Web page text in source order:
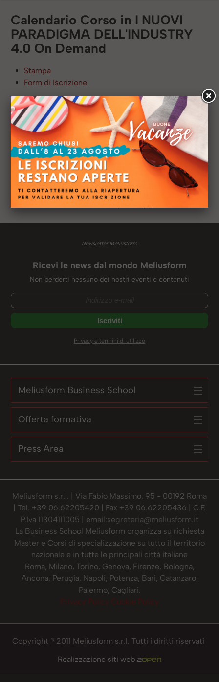
Calendario Corso in I NUOVI
PARADIGMA DELL'INDUSTRY
4.0 On Demand
Stampa
Form di Iscrizione
Lezioni
Ottobre 2025
Lezione 1 Sabato 25/10/2025 (mattina)
Lezione 2 Sabato 25/10/2025 (pomeriggio)
Novembre 2025
Lezione 3 Sabato 08/11/2025 (mattina)
Lezione 4 Sabato 08/11/2025 (pomeriggio)
Lezione 5 Sabato 15/11/2025 (mattina)
Newsletter Meliusform
Ricevi le news dal mondo Meliusform
Non perderti nessuno dei nostri eventi e contenuti
Privacy e termini di utilizzo
Meliusform Business School
Offerta formativa
Press Area
Meliusform s.r.l. | Via Fabio Massimo, 95 - 00192 Roma
| Tel. +39 06.62205420 | Fax +39 06.62205436 | C.F.
P.Iva 11304111005 | email:segreteria@meliusform.it
La Business School Meliusform organizza su richiesta
Master e Corsi di specializzazione su tutto il territorio
nazionale e in tutte le principali città italiane
Roma, Milano, Torino, Genova, Firenze, Bologna,
Ancona, Perugia, Napoli, Potenza, Bari, Catanzaro,
Palermo, Cagliari.
Privacy Policy Cookie Policy
Copyright ® 2011 Meliusform s.r.l. Tutti i diritti riservati
Realizzazione siti web